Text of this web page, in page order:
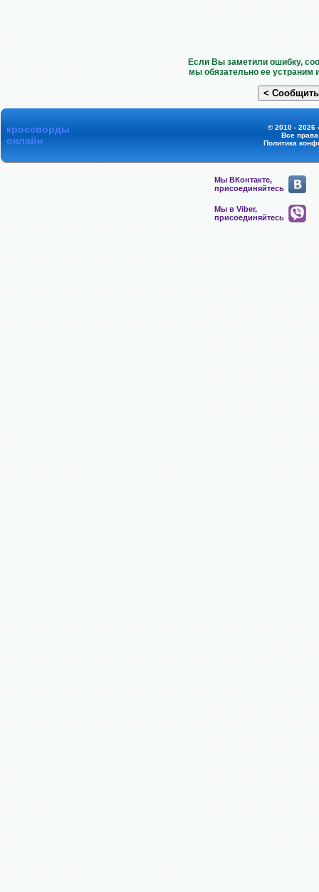
Если Вы заметили ошибку,
мы обязательно ее устраним
кроссворды
онлайн
© 2010 - 2026
Все
Политика
Мы ВКонтакте,
присоединяйтесь
Мы в Viber,
присоединяйтесь